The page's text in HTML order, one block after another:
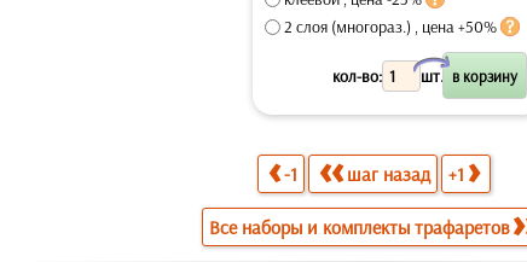
2 слоя (многораз.) , цена +50%
кол-во: шт.
X
-1 шаг назад +1
Все наборы и комплекты трафаретов